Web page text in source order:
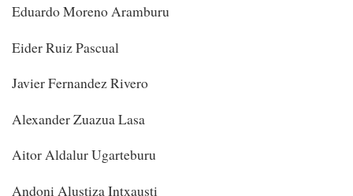
Eduardo Moreno Aramburu
Eider Ruiz Pascual
Javier Fernandez Rivero
Alexander Zuazua Lasa
Aitor Aldalur Ugarteburu
Andoni Alustiza Intxausti